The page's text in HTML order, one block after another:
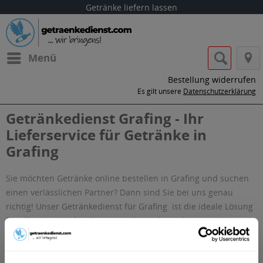
Getränke liefern lassen
Menü
Bestellung widerrufen
Es gilt unsere Datenschutzerklärung
Getränkedienst Grafing - Ihr
Lieferservice für Getränke in
Grafing
Sie möchten Getränke online bestellen in Grafing und suchen
einen verlässlichen Partner? Dann sind Sie bei uns genau
richtig! Unser Getränkedienst für Grafing ist die ideale Lösung
für alle, die sich den Gang zum Getränkemarkt sparen
möchten. Ob für Privathaushalte, Büros oder Veranstaltungen,